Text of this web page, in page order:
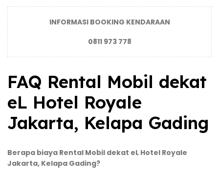
INFORMASI BOOKING KENDARAAN
0811 973 778
FAQ Rental Mobil dekat
eL Hotel Royale
Jakarta, Kelapa Gading
Berapa biaya Rental Mobil dekat eL Hotel Royale
Jakarta, Kelapa Gading?